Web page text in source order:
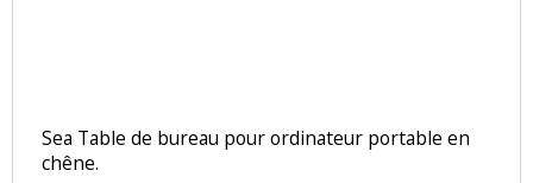
Sea Table de bureau pour ordinateur portable en
chêne.